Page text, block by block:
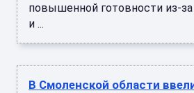
повышенной готовности из-за
и ...
В Смоленской области